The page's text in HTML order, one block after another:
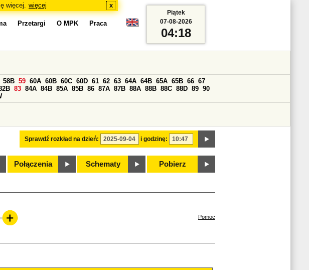
więcej. więcej x
Przetargi O MPK Praca
Sprawdź rozkład na dzień: i godzinę:
58B 59 60A 60B 60C 60D 61 62 63 64A 64B 65A 65B 66 67
83 84A 84B 85A 85B 86 87A 87B 88A 88B 88C 88D 89 90
Połączenia Schematy Pobierz
Piątek
07-08-2026
04:18
Pomoc